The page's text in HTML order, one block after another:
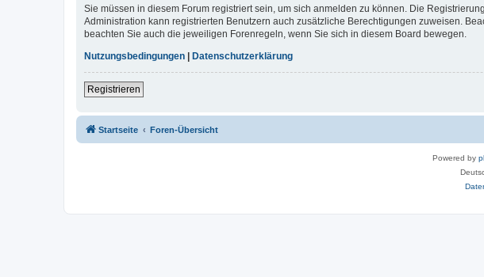
Sie müssen in diesem Forum registriert sein, um sich anmelden zu können. Die
Administration kann registrierten Benutzern auch zusätzliche Berechtigungen zuweisen.
beachten Sie auch die jeweiligen Forenregeln, wenn Sie sich in diesem Board bewegen.
Nutzungsbedingungen | Datenschutzerklärung
Registrieren
Startseite Foren-Übersicht
Powered by